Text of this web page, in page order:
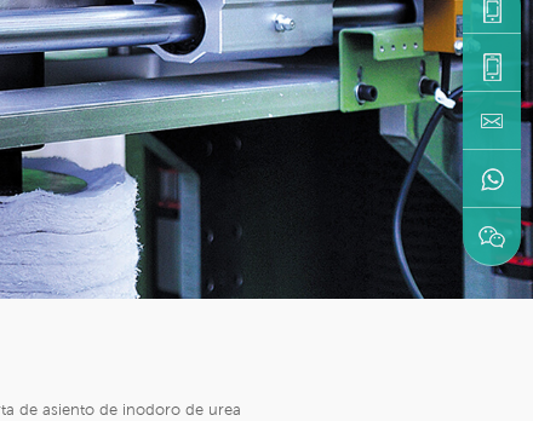
de asiento de inodoro de urea
+86-
+86-
595-
22216883
+86